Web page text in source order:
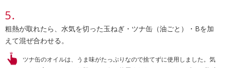
粗熱が取れたら、水気を切った玉ねぎ・ツナ缶（油ごと）・Bを加
えて混ぜ合わせる。
ツナ缶のオイルは、うま味がたっぷりなので捨てずに使用しました。気